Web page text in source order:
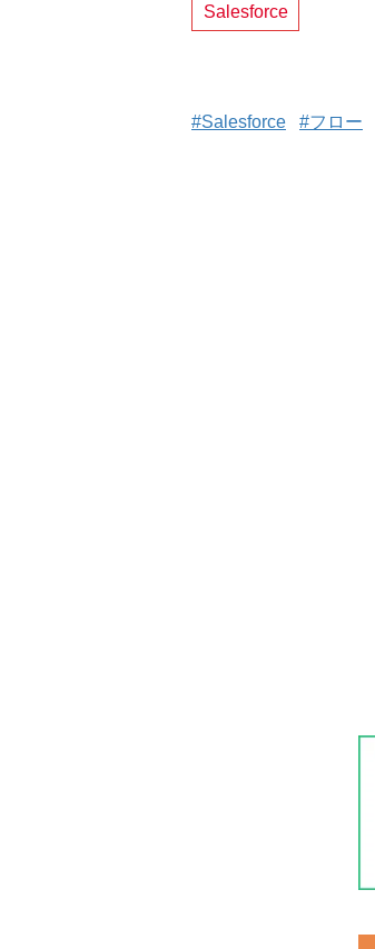
Salesforce
#Salesforce #フロー